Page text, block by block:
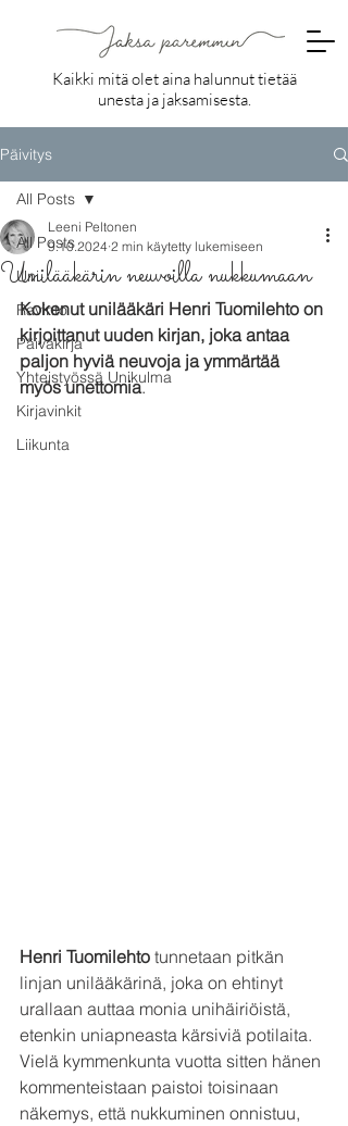
Kaikki mitä olet aina halunnut tietää
unesta ja jaksamisesta.
Päivitys
All Posts
Uni
Ravinto
Päiväkirja
Yhteistyössä Unikulma
Kirjavinkit
Liikunta
All Posts
Unilääkärin neuvoilla nukkumaan
Leeni Peltonen
9.10.2024 2 min käytetty lukemiseen
Kokenut unilääkäri Henri Tuomilehto on
kirjoittanut uuden kirjan, joka antaa
paljon hyviä neuvoja ja ymmärtää
myös unettomia.
Henri Tuomilehto tunnetaan pitkän
linjan unilääkärinä, joka on ehtinyt
urallaan auttaa monia unihäiriöistä,
etenkin uniapneasta kärsiviä potilaita.
Vielä kymmenkunta vuotta sitten hänen
kommenteistaan paistoi toisinaan
näkemys, että nukkuminen onnistuu,